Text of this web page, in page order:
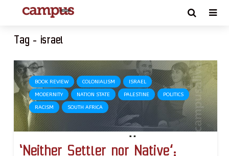
Tag - israel
BOOK REVIEW COLONIALISM ISRAEL
MODERNITY NATION STATE PALESTINE POLITICS
RACISM SOUTH AFRICA